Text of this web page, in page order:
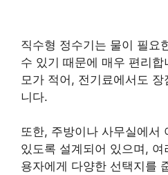
직수형 정수기는 물이 필요
수 있기 때문에 매우 편리
모가 적어, 전기료에서도
니다.
또한, 주방이나 사무실에서
있도록 설계되어 있으며, 여
용자에게 다양한 선택지를